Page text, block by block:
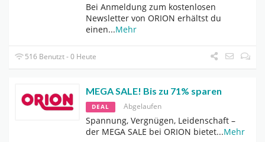
Bei Anmeldung zum kostenlosen
Newsletter von ORION erhältst du
einen...Mehr
516 Benutzt - 0 Heute
MEGA SALE! Bis zu 71% sparen
DEAL Abgelaufen
Spannung, Vergnügen, Leidenschaft –
der MEGA SALE bei ORION bietet...Mehr